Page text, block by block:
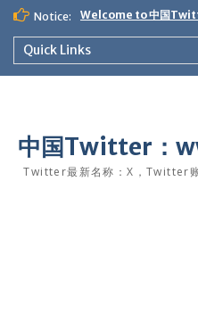
Skip
content
Notice: Welcome to 中国
Quick Links
中国Twitter：
Twitter最新名称：X，Twitter